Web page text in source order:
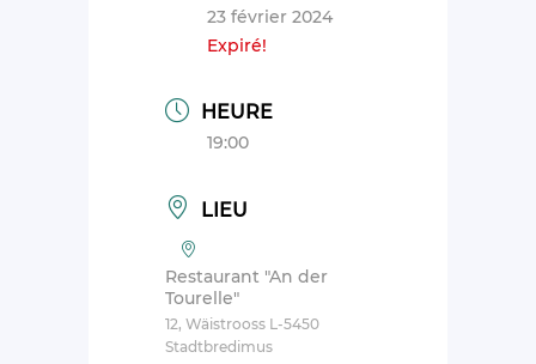
23 février 2024
Expiré!
HEURE
19:00
LIEU
Restaurant "An der
Tourelle"
12, Wäistrooss L-5450
Stadtbredimus